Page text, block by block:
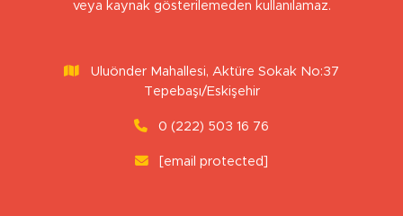
veya kaynak gösterilemeden kullanılamaz.
Uluönder Mahallesi, Aktüre Sokak No:37
Tepebaşı/Eskişehir
0 (222) 503 16 76
[email protected]